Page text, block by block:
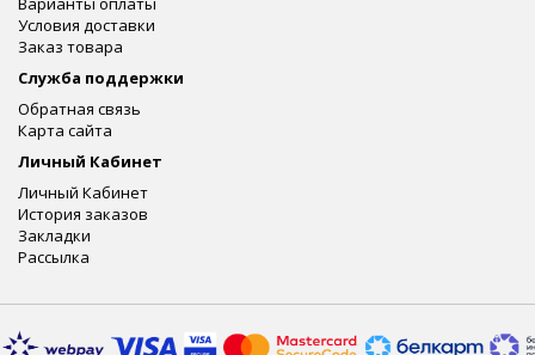
Условия доставки
Заказ товара
Служба поддержки
Обратная связь
Карта сайта
Личный Кабинет
Личный Кабинет
История заказов
Закладки
Рассылка